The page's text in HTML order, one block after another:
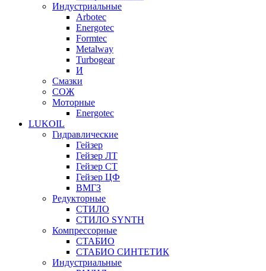
Индустриальные
Arbotec
Energotec
Formtec
Metalway
Turbogear
И
Смазки
СОЖ
Моторные
Energotec
LUKOIL
Гидравлические
Гейзер
Гейзер ЛТ
Гейзер СТ
Гейзер ЦФ
ВМГЗ
Редукторные
СТИЛО
СТИЛО SYNTH
Компрессорные
СТАБИО
СТАБИО СИНТЕТИК
Индустриальные